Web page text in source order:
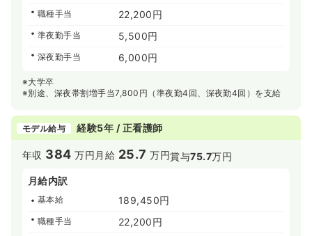
職種手当 22,200円
準夜勤手当 5,500円
深夜勤手当 6,000円
※大学卒
※別途、深夜帯割増手当7,800円（準夜勤4回、深夜勤4回）を支給
モデル給与 経験5年 / 正看護師
年収 384 万円 月給 25.7 万円賞与75.7万円
月給内訳
基本給 189,450円
職種手当 22,200円